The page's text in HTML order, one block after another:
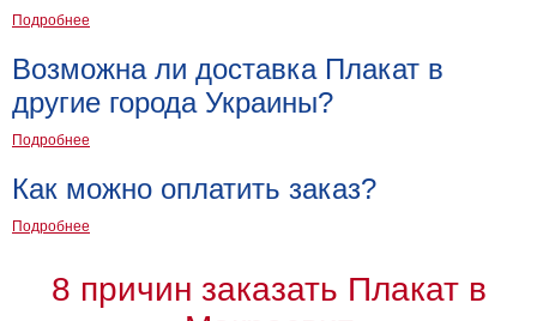
Подробнее
Возможна ли доставка Плакат в
другие города Украины?
Подробнее
Как можно оплатить заказ?
Подробнее
8 причин заказать Плакат в